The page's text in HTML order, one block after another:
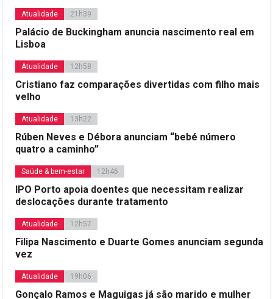
Atualidade 21h39
Palácio de Buckingham anuncia nascimento real em
Lisboa
Atualidade 12h58
Cristiano faz comparações divertidas com filho mais
velho
Atualidade 13h22
Rúben Neves e Débora anunciam “bebé número
quatro a caminho”
Saúde & bem-estar 12h46
IPO Porto apoia doentes que necessitam realizar
deslocações durante tratamento
Atualidade 12h57
Filipa Nascimento e Duarte Gomes anunciam segunda
vez
Atualidade 19h06
Gonçalo Ramos e Maguigas já são marido e mulher